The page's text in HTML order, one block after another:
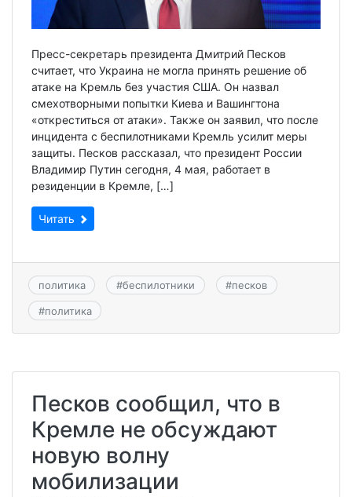
Пресс-секретарь президента Дмитрий Песков
считает, что Украина не могла принять решение об
атаке на Кремль без участия США. Он назвал
смехотворными попытки Киева и Вашингтона
«откреститься от атаки». Также он заявил, что после
инцидента с беспилотниками Кремль усилит меры
защиты. Песков рассказал, что президент России
Владимир Путин сегодня, 4 мая, работает в
резиденции в Кремле, […]
Читать
политика #беспилотники #песков
#политика
Песков сообщил, что в
Кремле не обсуждают
новую волну
мобилизации